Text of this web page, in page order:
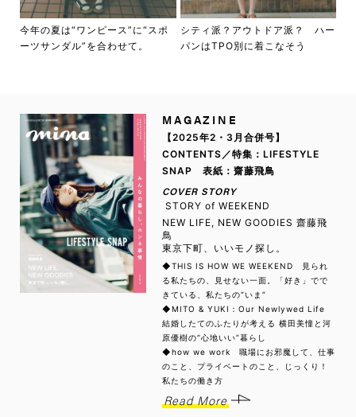
今年の夏は“ワンピース”に“スポ
ーツサンダル”を合わせて。
シティ派？アウトドア派？ ハー
パンはTPO別に着こなそう
MAGAZINE
【2025年2・3月合併号】
CONTENTS／特集：LIFESTYLE
SNAP 表紙：齋藤飛鳥
COVER STORY
STORY of WEEKEND
NEW LIFE, NEW GOODIES 齋藤飛
鳥
東京下町、いいモノ探し。
◆THIS IS HOW WE WEEKEND 見られ
る私たちの、見せない一面。「好き」でで
きている、私たちの“いま”
◆MITO & YUKI：Our Newlywed Life
結婚したてのふたりが考える 横田美憧と河
原優樹の“心地いい”暮らし
◆how we work 職場にお邪魔して、仕事
のこと、プライベートのこと、じっくり！
私たちの働き方
Read More